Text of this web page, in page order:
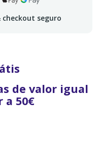
seguro
de valor igual
a 50€